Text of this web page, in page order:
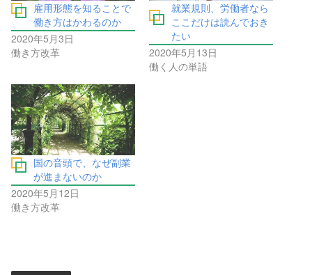
雇用形態を知ることで
働き方はかわるのか
2020年5月3日
働き方改革
就業規則、労働者なら
ここだけは読んでおき
たい
2020年5月13日
働く人の単語
国の音頭で、なぜ副業
が進まないのか
2020年5月12日
働き方改革